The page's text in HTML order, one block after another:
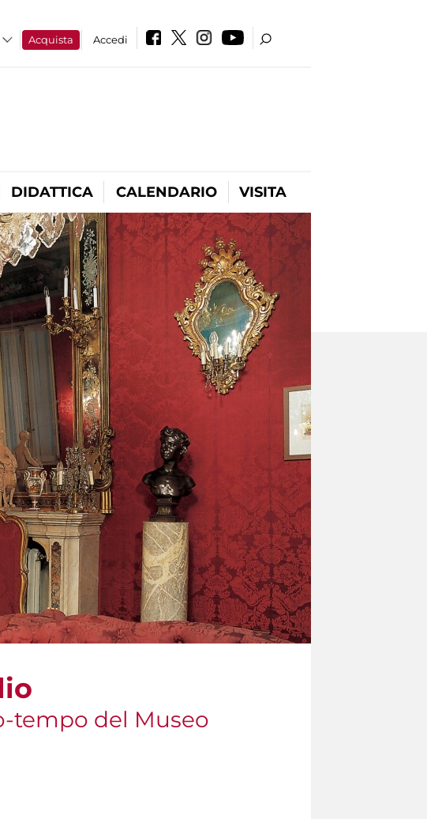
Acquista Accedi
DIDATTICA CALENDARIO VISITA
tempo del Museo